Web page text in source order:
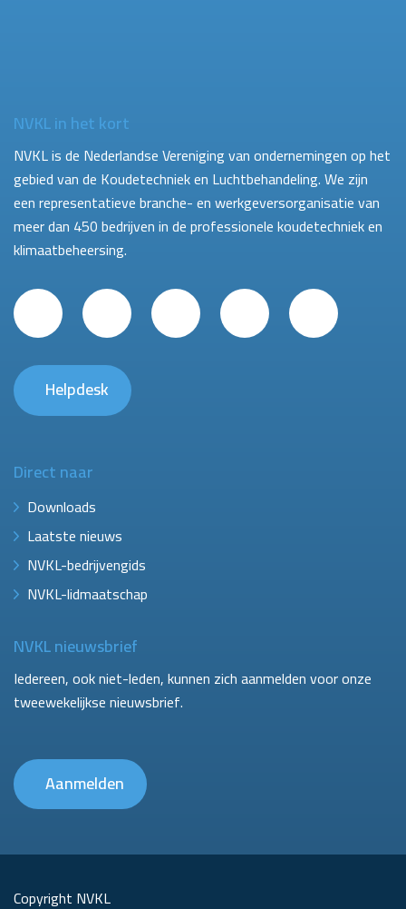
NVKL in het kort
NVKL is de Nederlandse Vereniging van ondernemingen op het
gebied van de Koudetechniek en Luchtbehandeling. We zijn
een representatieve branche- en werkgeversorganisatie van
meer dan 450 bedrijven in de professionele koudetechniek en
klimaatbeheersing.
Helpdesk
Direct naar
Downloads
Laatste nieuws
NVKL-bedrijvengids
NVKL-lidmaatschap
NVKL nieuwsbrief
Iedereen, ook niet-leden, kunnen zich aanmelden voor onze
tweewekelijkse nieuwsbrief.
Aanmelden
Copyright NVKL